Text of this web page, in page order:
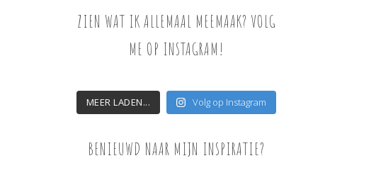
ZIEN WAT IK ALLEMAAL MEEMAAK? VOLG
ME OP INSTAGRAM!
MEER LADEN... Volg op Instagram
BENIEUWD NAAR MIJN INSPIRATIE?